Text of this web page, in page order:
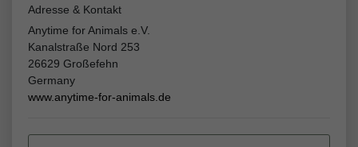
Adresse & Kontakt
Anytime for Animals e.V.
Kanalstraße Nord 253
26629 Großefehn
Germany
www.anytime-for-animals.de